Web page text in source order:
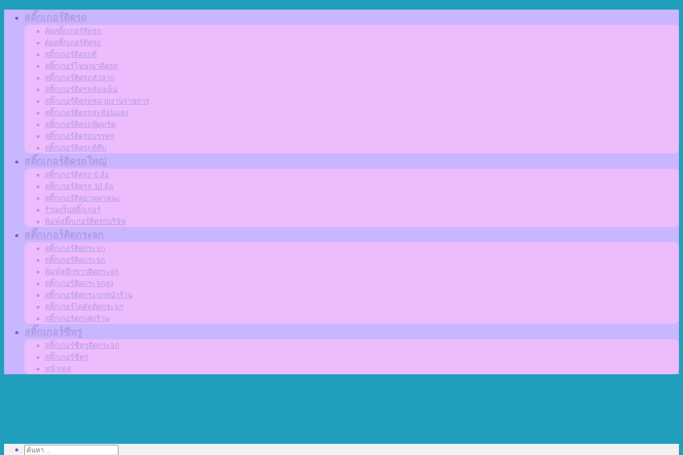
Skip
สติ๊กเกอร์ติดรถ
ตัดสติ๊กเกอร์ติดรถ
ตัดสติ๊กเกอร์ติดรถ
สติ๊กเกอร์ติดรถตู้
สติ๊กเกอร์โฆษณาติดรถ
สติ๊กเกอร์ติดรถหัวลาก
สติ๊กเกอร์ติดรถห้องเย็น
สติ๊กเกอร์ติดรถหน่วยงานราชการ
สติ๊กเกอร์ติดรถสะท้อนแสง
สติ๊กเกอร์ติดรถฟู้ดทรัค
สติ๊กเกอร์ติดรถบรรทุก
สติ๊กเกอร์ติดรถตู้ทึบ
สติ๊กเกอร์ติดรถใหญ่
สติ๊กเกอร์ติดรถ 6 ล้อ
สติ๊กเกอร์ติดรถ 10 ล้อ
สติ๊กเกอร์ติดยานพาหนะ
ร้านแร็ปสติ๊กเกอร์
พิมพ์สติ๊กเกอร์ติดรถบริษัท
สติ๊กเกอร์ติดกระจก
สติ๊กเกอร์ติดกระจก
สติ๊กเกอร์ติดกระจก
พิมพ์หมึกขาวติดกระจก
สติ๊กเกอร์ติดกระจกสูง
สติ๊กเกอร์ติดกระจกหน้าร้าน
สติ๊กเกอร์ไดคัทติดกระจก
สติ๊กเกอร์ตกแต่งร้าน
สติ๊กเกอร์ซีทรู
สติ๊กเกอร์ซีทรูติดกระจก
สติ๊กเกอร์ซีทรู
หน้าเทส
ค้นหา: